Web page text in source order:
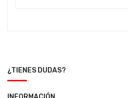
¿TIENES DUDAS?